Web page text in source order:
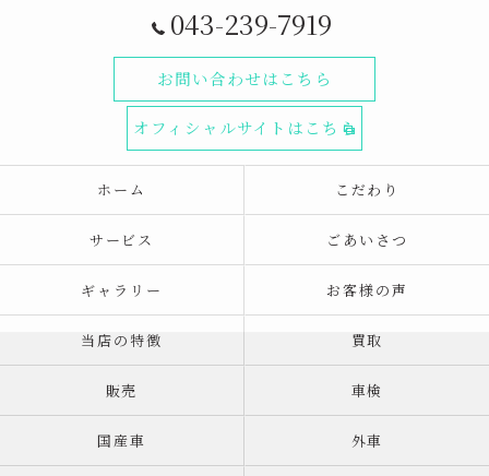
043-239-7919
お問い合わせはこちら
オフィシャルサイトはこちら
ホーム こだわり
サービス ごあいさつ
ギャラリー お客様の声
当店の特徴 買取
販売 車検
国産車 外車